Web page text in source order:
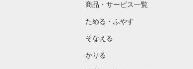
商品・サービス一覧
ためる・ふやす
そなえる
かりる